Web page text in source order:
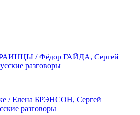
/ Фёдор ГАЙДА, Сергей
разговоры
/ Елена БРЭНСОН, Сергей
разговоры